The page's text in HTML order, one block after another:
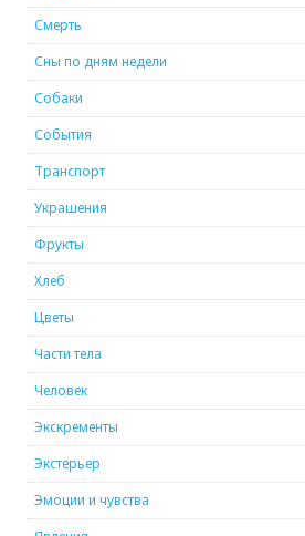
Смерть
Сны по дням недели
Собаки
События
Транспорт
Украшения
Фрукты
Хлеб
Цветы
Части тела
Человек
Экскременты
Экстерьер
Эмоции и чувства